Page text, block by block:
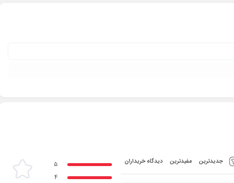
جدیدترین مفیدترین دیدگاه خریداران
5
4